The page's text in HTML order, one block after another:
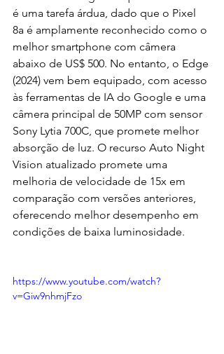
é uma tarefa árdua, dado que o Pixel
8a é amplamente reconhecido como o
melhor smartphone com câmera
abaixo de US$ 500. No entanto, o Edge
(2024) vem bem equipado, com acesso
às ferramentas de IA do Google e uma
câmera principal de 50MP com sensor
Sony Lytia 700C, que promete melhor
absorção de luz. O recurso Auto Night
Vision atualizado promete uma
melhoria de velocidade de 15x em
comparação com versões anteriores,
oferecendo melhor desempenho em
condições de baixa luminosidade.
https://www.youtube.com/watch?
v=Giw9nhmjFzo